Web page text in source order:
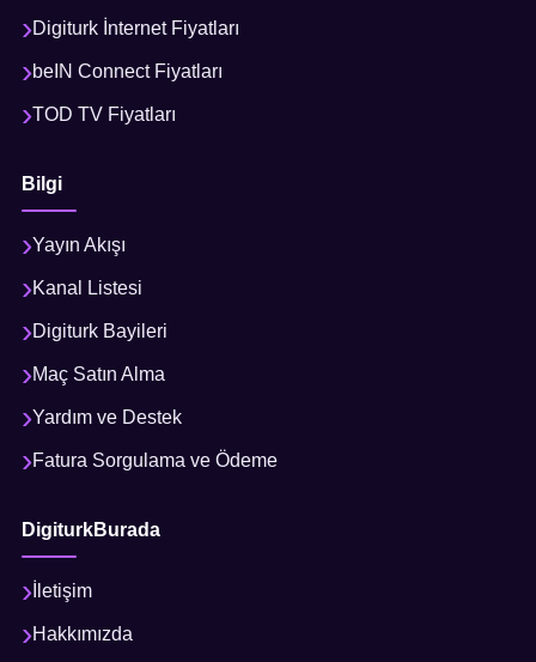
Digiturk İnternet Fiyatları
beIN Connect Fiyatları
TOD TV Fiyatları
Bilgi
Yayın Akışı
Kanal Listesi
Digiturk Bayileri
Maç Satın Alma
Yardım ve Destek
Fatura Sorgulama ve Ödeme
DigiturkBurada
İletişim
Hakkımızda